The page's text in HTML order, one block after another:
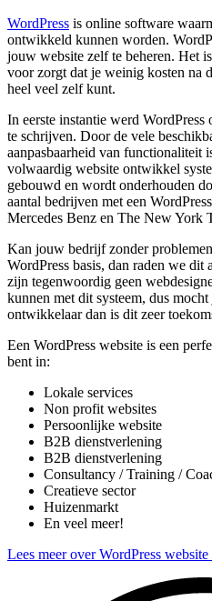
WordPress is online software
ontwikkeld kunnen worden.
jouw website zelf te beheren. Het
voor zorgt dat je weinig kosten na
heel veel zelf kunt.
In eerste instantie werd
te schrijven. Door de vele
aanpasbaarheid van functionaliteit
volwaardig website ontwikkel
gebouwd en wordt onderhouden
aantal bedrijven met een
Mercedes Benz en The New York
Kan jouw bedrijf zonder
WordPress basis, dan raden we
zijn tegenwoordig geen
kunnen met dit systeem, dus
ontwikkelaar dan is dit zeer
Een WordPress website is een
bent in:
Lokale services
Non profit websites
Persoonlijke website
B2B dienstverlening
B2B dienstverlening
Consultancy / Training /
Creatieve sector
Huizenmarkt
En veel meer!
Lees meer over WordPress website